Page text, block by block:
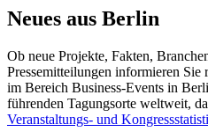
Neues aus Berlin
Ob neue Projekte, Fakten,
Pressemitteilungen informieren
im Bereich Business-Events in
führenden Tagungsorte weltweit,
Veranstaltungs- und